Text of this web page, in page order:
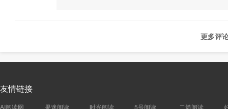
更多评
友情链接
AI阅读网 果迷阅读 时光阅读 5号阅读 二筒阅读